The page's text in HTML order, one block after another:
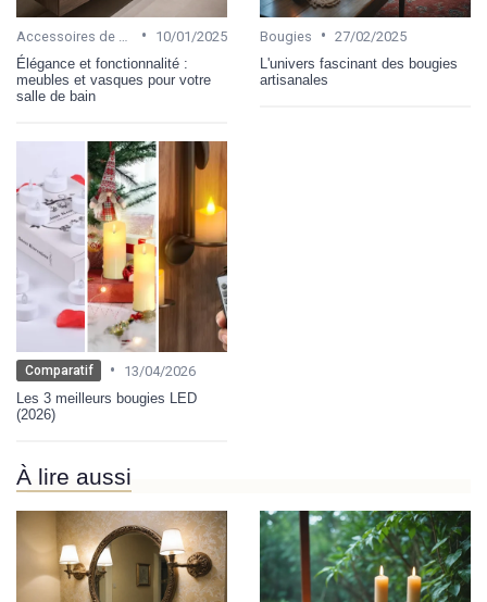
•
10/01/2025
Élégance et fonctionnalité :
meubles et vasques pour votre
salle de bain
Bougies • 27/02/2025
L'univers fascinant des bougies
artisanales
Comparatif •
13/04/2026
Les 3 meilleurs bougies LED
(2026)
À lire aussi